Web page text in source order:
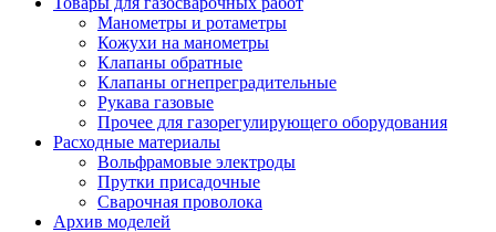
Манометры и ротаметры
Кожухи на манометры
Клапаны обратные
Клапаны огнепреградительные
Рукава газовые
Прочее для газорегулирующего оборудования
Расходные материалы
Вольфрамовые электроды
Прутки присадочные
Сварочная проволока
Архив моделей